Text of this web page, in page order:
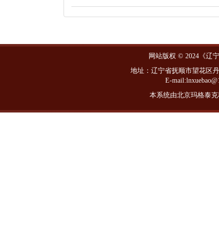
网站版权 © 2024《辽
地址：辽宁省抚顺市望花区
E-
本系统由北京玛格泰